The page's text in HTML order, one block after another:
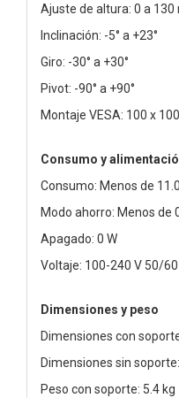
Ajuste de altura: 0 a 130
Inclinación: -5° a +23°
Giro: -30° a +30°
Pivot: -90° a +90°
Montaje VESA: 100 x
Consumo y
Consumo: Menos de
Modo ahorro: Menos de
Apagado: 0 W
Voltaje: 100-240 V 50/60
Dimensiones y peso
Dimensiones con
Dimensiones sin
Peso con soporte: 5.4 kg